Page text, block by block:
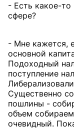
- Есть какое-то
сфере?
- Мне кажется,
основной
Подоходный
поступление
Существенно
пошлины -
объем
очевидный.